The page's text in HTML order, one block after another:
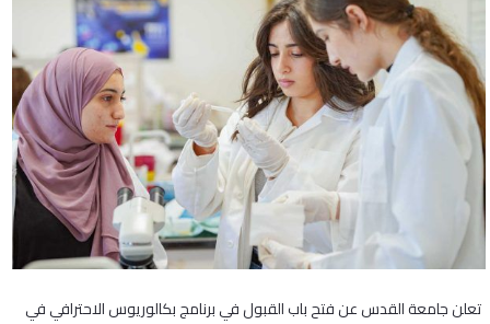
تعلن جامعة القدس عن فتح باب القبول في برنامج بكالوريوس الاحترافي في